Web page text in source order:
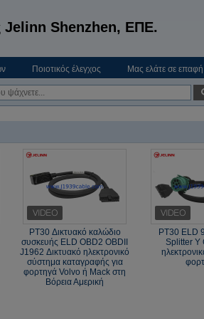
Jelinn Shenzhen, ΕΠΕ.
Ποιοτικός έλεγχος Μας ελάτε σε
PT30 Δικτυακό καλώδιο
συσκευής ELD OBD2 OBDII
J1962 Δικτυακό ηλεκτρονικό
σύστημα καταγραφής για
φορτηγά Volvo ή Mack στη
Βόρεια Αμερική
PT30 ELD
Splitter Y